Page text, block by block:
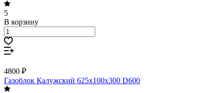
5
В корзину
4800 ₽
Газоблок Калужский 625х100х300 D600